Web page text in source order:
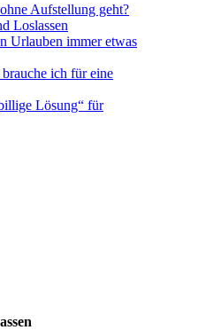
Aufstellung geht?
Loslassen
Urlauben immer etwas
ich für eine
Lösung“ für